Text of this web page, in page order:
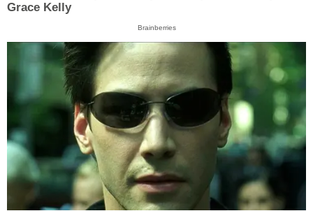
Grace Kelly
Brainberries